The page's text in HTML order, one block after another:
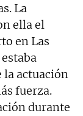
La
ella el
en Las
actuación
fuerza.
durante